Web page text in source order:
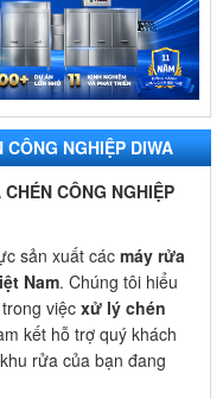
NGHIỆP DIWA
CÔNG NGHIỆP
sản xuất các máy rửa
Nam. Chúng tôi hiểu
việc xử lý chén
kết hỗ trợ quý khách
rửa của bạn đang